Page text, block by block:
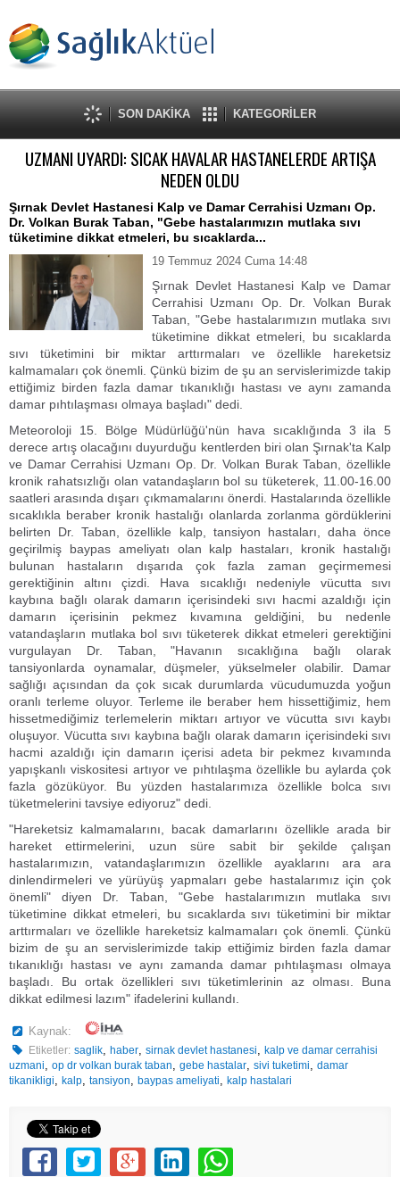
SON DAKİKA KATEGORİLER
UZMANI UYARDI: SICAK HAVALAR HASTANELERDE ARTIŞA
NEDEN OLDU
Şırnak Devlet Hastanesi Kalp ve Damar Cerrahisi Uzmanı Op.
Dr. Volkan Burak Taban, "Gebe hastalarımızın mutlaka sıvı
tüketimine dikkat etmeleri, bu sıcaklarda...
19 Temmuz 2024 Cuma 14:48
Şırnak Devlet Hastanesi Kalp ve Damar
Cerrahisi Uzmanı Op. Dr. Volkan Burak
Taban, "Gebe hastalarımızın mutlaka sıvı
tüketimine dikkat etmeleri, bu sıcaklarda
sıvı tüketimini bir miktar arttırmaları ve özellikle hareketsiz
kalmamaları çok önemli. Çünkü bizim de şu an servislerimizde takip
ettiğimiz birden fazla damar tıkanıklığı hastası ve aynı zamanda
damar pıhtılaşması olmaya başladı" dedi.
Meteoroloji 15. Bölge Müdürlüğü'nün hava sıcaklığında 3 ila 5
derece artış olacağını duyurduğu kentlerden biri olan Şırnak'ta Kalp
ve Damar Cerrahisi Uzmanı Op. Dr. Volkan Burak Taban, özellikle
kronik rahatsızlığı olan vatandaşların bol su tüketerek, 11.00-16.00
saatleri arasında dışarı çıkmamalarını önerdi. Hastalarında özellikle
sıcaklıkla beraber kronik hastalığı olanlarda zorlanma gördüklerini
belirten Dr. Taban, özellikle kalp, tansiyon hastaları, daha önce
geçirilmiş baypas ameliyatı olan kalp hastaları, kronik hastalığı
bulunan hastaların dışarıda çok fazla zaman geçirmemesi
gerektiğinin altını çizdi. Hava sıcaklığı nedeniyle vücutta sıvı
kaybına bağlı olarak damarın içerisindeki sıvı hacmi azaldığı için
damarın içerisinin pekmez kıvamına geldiğini, bu nedenle
vatandaşların mutlaka bol sıvı tüketerek dikkat etmeleri gerektiğini
vurgulayan Dr. Taban, "Havanın sıcaklığına bağlı olarak
tansiyonlarda oynamalar, düşmeler, yükselmeler olabilir. Damar
sağlığı açısından da çok sıcak durumlarda vücudumuzda yoğun
oranlı terleme oluyor. Terleme ile beraber hem hissettiğimiz, hem
hissetmediğimiz terlemelerin miktarı artıyor ve vücutta sıvı kaybı
oluşuyor. Vücutta sıvı kaybına bağlı olarak damarın içerisindeki sıvı
hacmi azaldığı için damarın içerisi adeta bir pekmez kıvamında
yapışkanlı viskositesi artıyor ve pıhtılaşma özellikle bu aylarda çok
fazla gözüküyor. Bu yüzden hastalarımıza özellikle bolca sıvı
tüketmelerini tavsiye ediyoruz" dedi.
"Hareketsiz kalmamalarını, bacak damarlarını özellikle arada bir
hareket ettirmelerini, uzun süre sabit bir şekilde çalışan
hastalarımızın, vatandaşlarımızın özellikle ayaklarını ara ara
dinlendirmeleri ve yürüyüş yapmaları gebe hastalarımız için çok
önemli" diyen Dr. Taban, "Gebe hastalarımızın mutlaka sıvı
tüketimine dikkat etmeleri, bu sıcaklarda sıvı tüketimini bir miktar
arttırmaları ve özellikle hareketsiz kalmamaları çok önemli. Çünkü
bizim de şu an servislerimizde takip ettiğimiz birden fazla damar
tıkanıklığı hastası ve aynı zamanda damar pıhtılaşması olmaya
başladı. Bu ortak özellikleri sıvı tüketimlerinin az olması. Buna
dikkat edilmesi lazım" ifadelerini kullandı.
Kaynak:
Etiketler: saglik,haber,sirnak devlet hastanesi,kalp ve damar cerrahisi
uzmani, op dr volkan burak taban, gebe hastalar, sivi tuketimi, damar
tikanikligi, kalp, tansiyon, baypas ameliyati, kalp hastalari